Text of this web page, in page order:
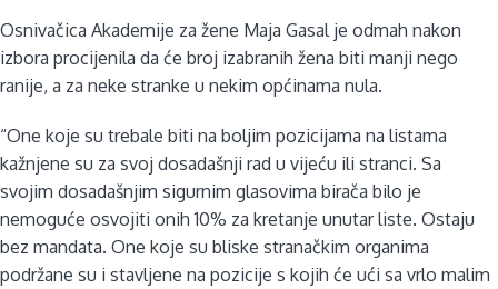
Osnivačica Akademije za žene Maja Gasal je odmah nakon
izbora procijenila da će broj izabranih žena biti manji nego
ranije, a za neke stranke u nekim općinama nula.
“One koje su trebale biti na boljim pozicijama na listama
kažnjene su za svoj dosadašnji rad u vijeću ili stranci. Sa
svojim dosadašnjim sigurnim glasovima birača bilo je
nemoguće osvojiti onih 10% za kretanje unutar liste. Ostaju
bez mandata. One koje su bliske stranačkim organima
podržane su i stavljene na pozicije s kojih će ući sa vrlo malim